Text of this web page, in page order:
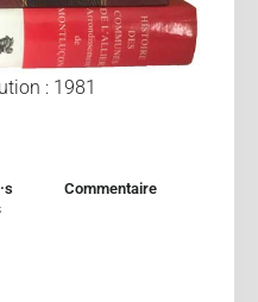
: 1981
Commentaire